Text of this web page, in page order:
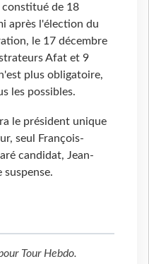
constitué de 18
après l'élection du
le 17 décembre
Afat et 9
plus obligatoire,
les possibles.
le président unique
seul François-
candidat, Jean-
suspense.
Tour Hebdo.